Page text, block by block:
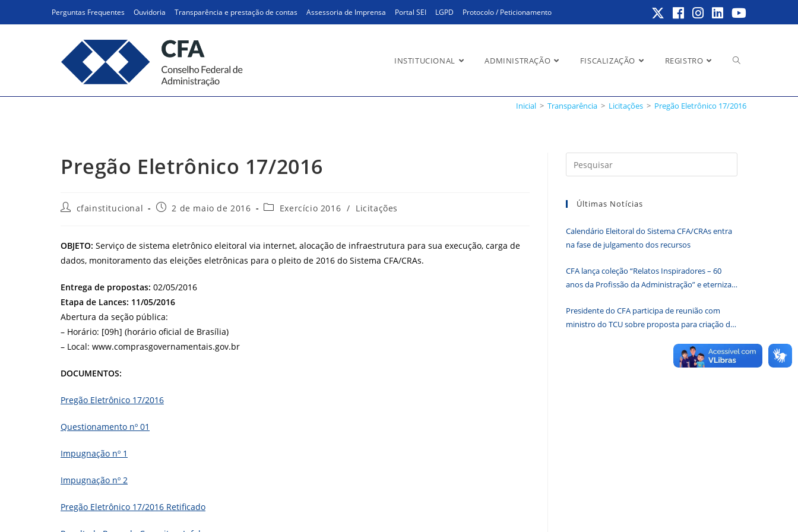
para
Perguntas Frequentes Ouvidoria Transparência e prestação de contas Assessoria de Imprensa Portal SEI LGPD Protocolo / Peticionamento
INSTITUCIONAL ADMINISTRAÇÃO FISCALIZAÇÃO REGISTRO Alternar
do
Inicial > Transparência > Licitações > Pregão Eletrônico 17/2016
Pregão Eletrônico 17/2016
Autorcfainstitucional
Post2 de maio de 2016
Categoria
Exercício 2016 / Licitações
OBJETO: Serviço de sistema eletrônico eleitoral via internet, alocação de infraestrutura para sua execução, carga de
dados, monitoramento das eleições eletrônicas para o pleito de 2016 do Sistema CFA/CRAs.
Entrega de propostas: 02/05/2016
Etapa de Lances: 11/05/2016
Abertura da seção pública:
– Horário: [09h] (horário oficial de Brasília)
– Local: www.comprasgovernamentais.gov.br
DOCUMENTOS:
Pregão Eletrônico 17/2016
Questionamento nº 01
Impugnação nº 1
Impugnação nº 2
Pregão Eletrônico 17/2016 Retificado
a
Últimas Notícias
Calendário Eleitoral do Sistema CFA/CRAs entra
na fase de julgamento dos recursos
CFA lança coleção “Relatos Inspiradores – 60
anos da Profissão da Administração” e eterniza
Presidente do CFA participa de reunião com
ministro do TCU sobre proposta para criação de